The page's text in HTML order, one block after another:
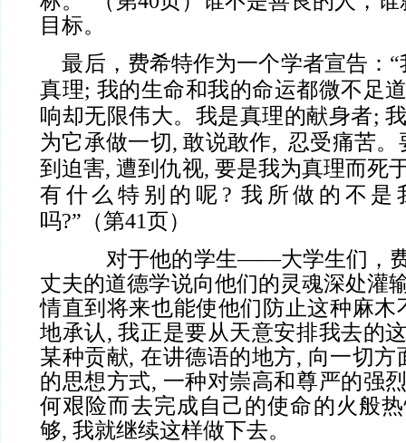
目标。
最后，费希特作为一个学者宣告：
真理; 我的生命和我的命运都微不足
响却无限伟大。我是真理的献身者;
为它承做一切, 敢说敢作, 忍受痛苦。
到迫害, 遭到仇视, 要是我为真理而死
有什么特别的呢? 我所做的不是
吗?”（第41页）
对于他的学生——大学生们，
丈夫的道德学说向他们的灵魂深处灌
情直到将来也能使他们防止这种麻木
地承认, 我正是要从天意安排我去的
某种贡献, 在讲德语的地方, 向一切方
的思想方式, 一种对崇高和尊严的强
何艰险而去完成自己的使命的火般
够, 我就继续这样做下去。